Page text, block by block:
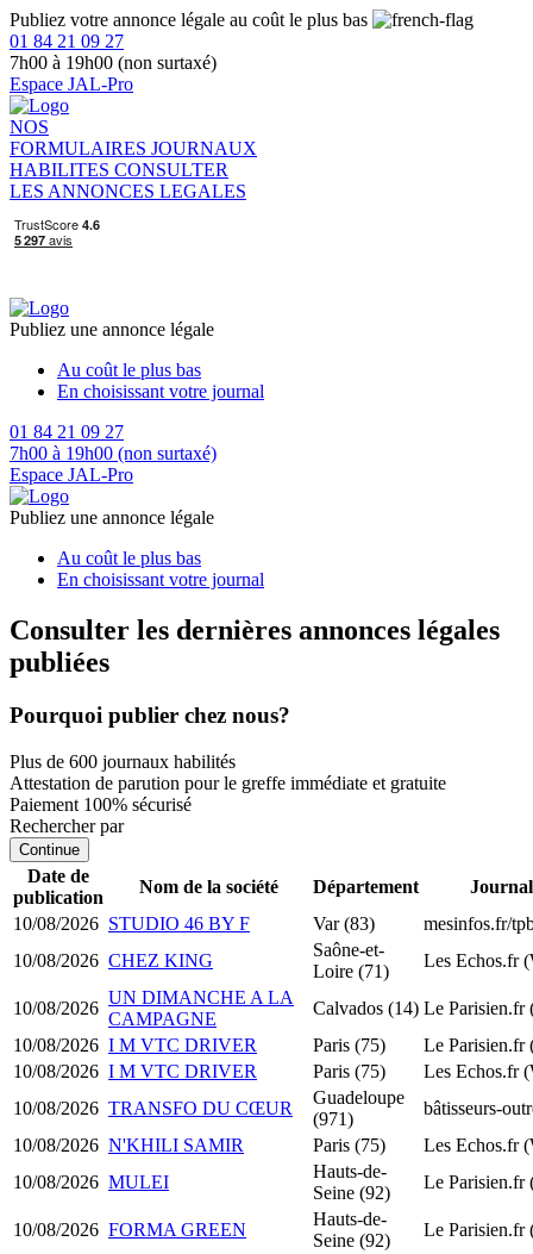
Publiez votre annonce légale au coût le plus bas
01 84 21 09 27
7h00 à 19h00 (non surtaxé)
Espace JAL-Pro
NOS
FORMULAIRES JOURNAUX
HABILITES CONSULTER
LES ANNONCES LEGALES
Publiez une annonce légale
Au coût le plus bas
En choisissant votre journal
01 84 21 09 27
7h00 à 19h00 (non surtaxé)
Espace JAL-Pro
Publiez une annonce légale
Au coût le plus bas
En choisissant votre journal
Consulter les dernières annonces légales
publiées
Pourquoi publier chez nous?
Plus de 600 journaux habilités
Attestation de parution pour le greffe immédiate et gratuite
Paiement 100% sécurisé
Rechercher par
Continue
Date de
publication
Nom de la société Département
Journal
10/08/2026 STUDIO 46 BY F Var (83)
mesinfos.fr/
10/08/2026 CHEZ KING
Saône-et-
Loire (71)
Les Echos.fr
10/08/2026
UN DIMANCHE A LA
CAMPAGNE
Calvados (14) Le Parisien.fr
10/08/2026 I M VTC DRIVER Paris (75)
Le Parisien.fr
10/08/2026 I M VTC DRIVER Paris (75)
Les Echos.fr
10/08/2026 TRANSFO DU CŒUR
Guadeloupe
(971)
bâtisseurs-
10/08/2026 N'KHILI SAMIR Paris (75)
Les Echos.fr
10/08/2026 MULEI
Hauts-de-
Seine (92)
Le Parisien.fr
10/08/2026 FORMA GREEN
Hauts-de-
Seine (92)
Le Parisien.fr